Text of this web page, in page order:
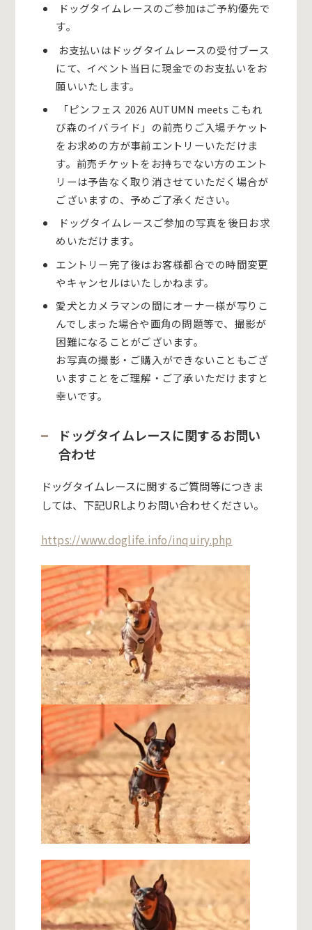
ドッグタイムレースのご参加はご予約優先で
す。
お支払いはドッグタイムレースの受付ブース
にて、イベント当日に現金でのお支払いをお
願いいたします。
「ピンフェス 2026 AUTUMN meets こもれ
び森のイバライド」 の前売りご入場チケット
をお求めの方が事前エントリーいただけま
す。前売チケットをお持ちでない方のエント
リーは予告なく取り消させていただく場合が
ございますの、予めご了承ください。
ドッグタイムレースご参加の写真を後日お求
めいただけます。
エントリー完了後はお客様都合での時間変更
やキャンセルはいたしかねます。
愛犬とカメラマンの間にオーナー様が写りこ
んでしまった場合や画角の問題等で、撮影が
困難になることがございます。
お写真の撮影・ご購入ができないこともござ
いますことをご理解・ご了承いただけますと
幸いです。
ドッグタイムレースに関するお問い
合わせ
ドッグタイムレースに関するご質問等につきま
しては、下記URLよりお問い合わせください。
https://www.doglife.info/inquiry.php